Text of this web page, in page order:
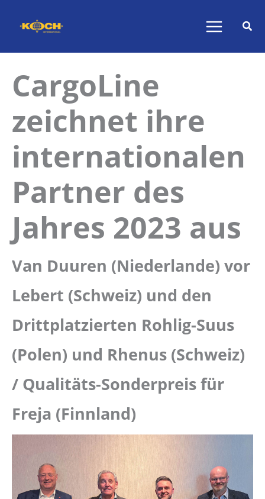
Inhalt
CargoLine
zeichnet ihre
internationalen
Partner des
Jahres 2023 aus
Van Duuren (Niederlande) vor
Lebert (Schweiz) und den
Drittplatzierten Rohlig-Suus
(Polen) und Rhenus (Schweiz)
/ Qualitäts-Sonderpreis für
Freja (Finnland)